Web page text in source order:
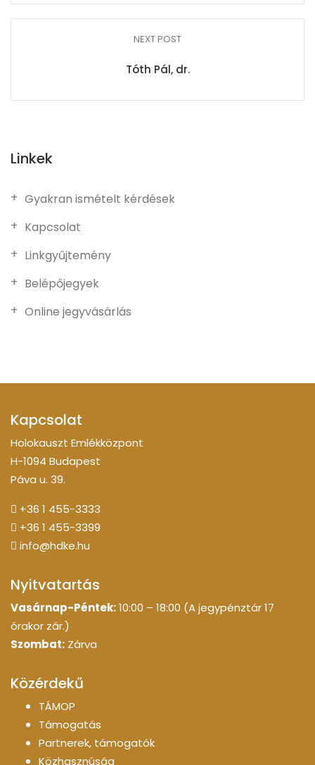
NEXT POST
Tóth Pál, dr.
Linkek
Gyakran ismételt kérdések
Kapcsolat
Linkgyűjtemény
Belépőjegyek
Online jegyvásárlás
Kapcsolat
Holokauszt Emlékközpont
H-1094 Budapest
Páva u. 39.
+36 1 455-3333
+36 1 455-3399
info@hdke.hu
Nyitvatartás
Vasárnap-Péntek:10:00 – 18:00 (A jegypénztár 17
órakor zár.)
Szombat: Zárva
Közérdekű
TÁMOP
Támogatás
Partnerek, támogatók
Közhasznúság